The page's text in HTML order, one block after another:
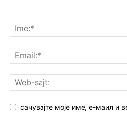
сачувајте моје име, е-маил и